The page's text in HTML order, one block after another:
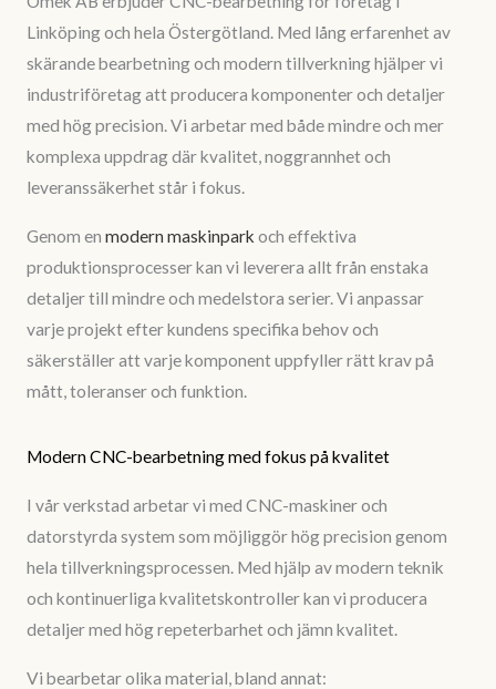
Linköping och hela Östergötland. Med lång erfarenhet av
skärande bearbetning och modern tillverkning hjälper vi
industriföretag att producera komponenter och detaljer
med hög precision. Vi arbetar med både mindre och mer
komplexa uppdrag där kvalitet, noggrannhet och
leveranssäkerhet står i fokus.
Genom en modern maskinpark och effektiva
produktionsprocesser kan vi leverera allt från enstaka
detaljer till mindre och medelstora serier. Vi anpassar
varje projekt efter kundens specifika behov och
säkerställer att varje komponent uppfyller rätt krav på
mått, toleranser och funktion.
Modern CNC-bearbetning med fokus på kvalitet
I vår verkstad arbetar vi med CNC-maskiner och
datorstyrda system som möjliggör hög precision genom
hela tillverkningsprocessen. Med hjälp av modern teknik
och kontinuerliga kvalitetskontroller kan vi producera
detaljer med hög repeterbarhet och jämn kvalitet.
Vi bearbetar olika material, bland annat: